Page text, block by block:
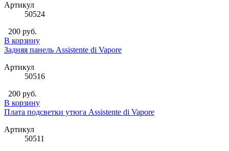
Артикул
50524
200 руб.
В корзину
Задняя панель Assistente di Vapore
Артикул
50516
200 руб.
В корзину
Плата подсветки утюга Assistente di Vapore
Артикул
50511